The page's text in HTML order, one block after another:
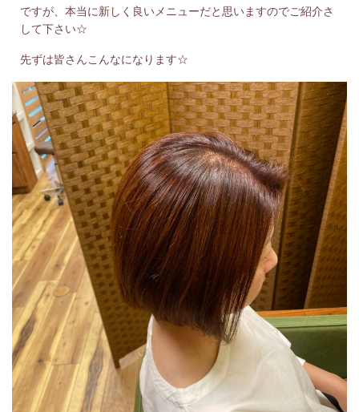
ですが、本当に新しく良いメニューだと思いますのでご紹介さ
して下さい☆
先ずは皆さんこんなになります☆